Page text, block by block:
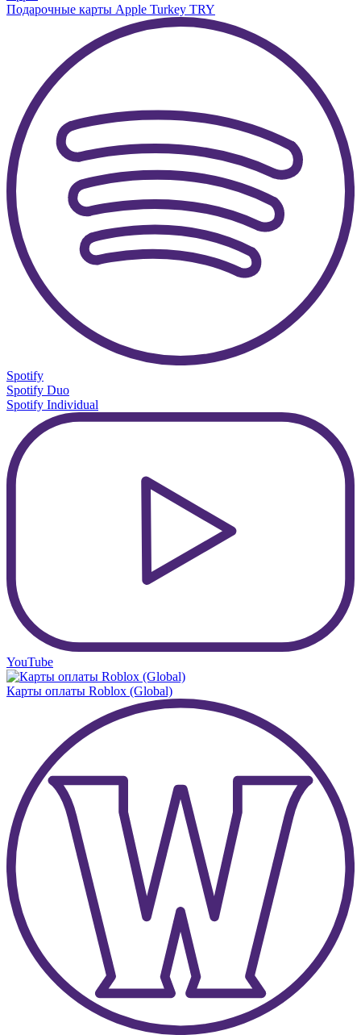
Подарочные карты Apple Turkey TRY
Spotify
Spotify Duo
Spotify Individual
YouTube
Карты оплаты Roblox (Global)